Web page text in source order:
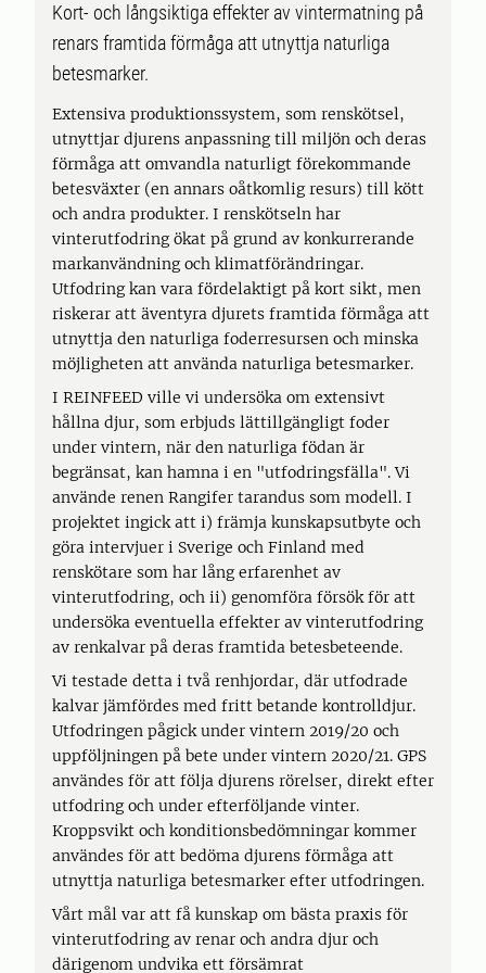
Kort- och långsiktiga effekter av vintermatning på
renars framtida förmåga att utnyttja naturliga
betesmarker.
Extensiva produktionssystem, som renskötsel,
utnyttjar djurens anpassning till miljön och deras
förmåga att omvandla naturligt förekommande
betesväxter (en annars oåtkomlig resurs) till kött
och andra produkter. I renskötseln har
vinterutfodring ökat på grund av konkurrerande
markanvändning och klimatförändringar.
Utfodring kan vara fördelaktigt på kort sikt, men
riskerar att äventyra djurets framtida förmåga att
utnyttja den naturliga foderresursen och minska
möjligheten att använda naturliga betesmarker.
I REINFEED ville vi undersöka om extensivt
hållna djur, som erbjuds lättillgängligt foder
under vintern, när den naturliga födan är
begränsat, kan hamna i en "utfodringsfälla". Vi
använde renen Rangifer tarandus som modell. I
projektet ingick att i) främja kunskapsutbyte och
göra intervjuer i Sverige och Finland med
renskötare som har lång erfarenhet av
vinterutfodring, och ii) genomföra försök för att
undersöka eventuella effekter av vinterutfodring
av renkalvar på deras framtida betesbeteende.
Vi testade detta i två renhjordar, där utfodrade
kalvar jämfördes med fritt betande kontrolldjur.
Utfodringen pågick under vintern 2019/20 och
uppföljningen på bete under vintern 2020/21. GPS
användes för att följa djurens rörelser, direkt efter
utfodring och under efterföljande vinter.
Kroppsvikt och konditionsbedömningar kommer
användes för att bedöma djurens förmåga att
utnyttja naturliga betesmarker efter utfodringen.
Vårt mål var att få kunskap om bästa praxis för
vinterutfodring av renar och andra djur och
därigenom undvika ett försämrat